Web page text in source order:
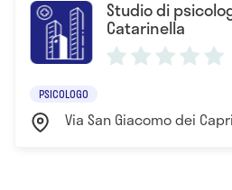
Studio di
Catarinella
PSICOLOGO
Via San Giacomo dei